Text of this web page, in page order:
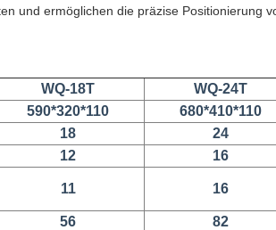
und ermöglichen die präzise Positionierung
WQ-18T WQ-24T
590*320*110 680*410*110
18 24
12 16
11 16
56 82